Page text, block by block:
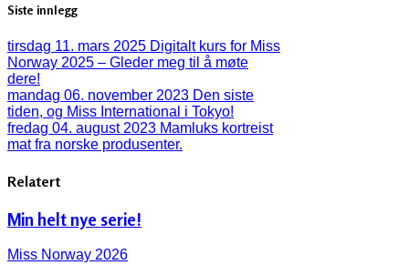
Siste innlegg
tirsdag 11. mars 2025 Digitalt kurs for Miss
Norway 2025 – Gleder meg til å møte
dere!
mandag 06. november 2023 Den siste
tiden, og Miss International i Tokyo!
fredag 04. august 2023 Mamluks kortreist
mat fra norske produsenter.
Relatert
Min helt nye serie!
Miss Norway 2026